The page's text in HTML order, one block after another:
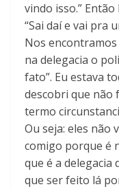
vindo isso.”
“Sai daí e vai pra
Nos
na delegacia o
fato”. Eu estava
descobri que não
termo
Ou seja: eles não
comigo porque é
que é a delegacia
que ser feito lá